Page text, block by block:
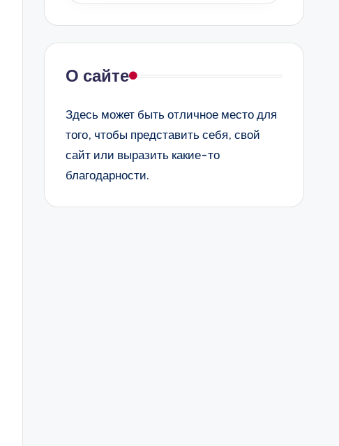
О сайте
Здесь может быть отличное место для
того, чтобы представить себя, свой
сайт или выразить какие-то
благодарности.